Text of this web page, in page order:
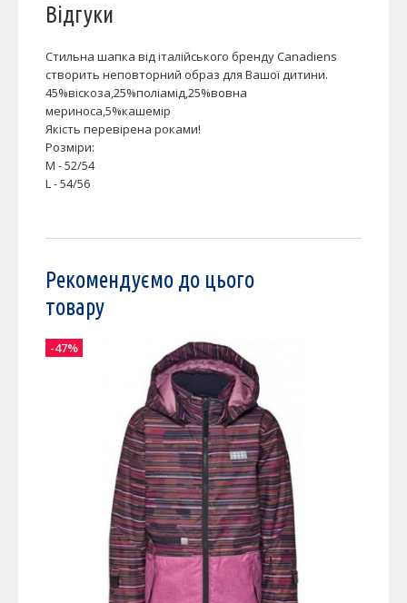
Відгуки
Стильна шапка від італійського бренду Canadiens
створить неповторний образ для Вашої дитини.
45%віскоза,25%поліамід,25%вовна
мериноса,5%кашемір
Якість перевірена роками!
Розміри:
M - 52/54
L - 54/56
Рекомендуємо до цього
товару
-47%